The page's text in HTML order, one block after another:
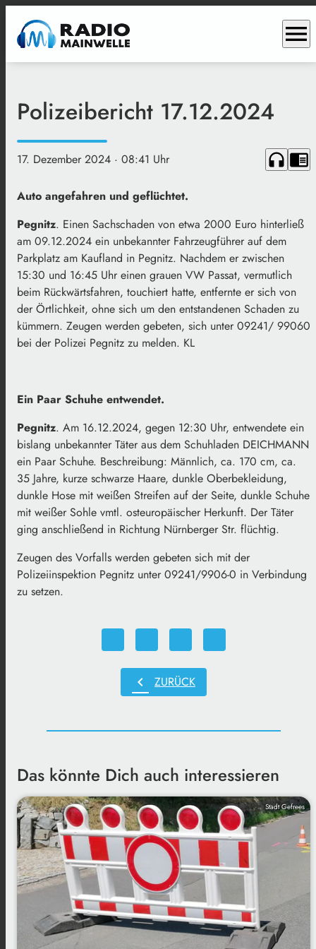
menu
Polizeibericht 17.12.2024
17. Dezember 2024 · 08:41 Uhr headphones chrome_reader_mode
Auto angefahren und geflüchtet.
Pegnitz. Einen Sachschaden von etwa 2000 Euro hinterließ
am 09.12.2024 ein unbekannter Fahrzeugführer auf dem
Parkplatz am Kaufland in Pegnitz. Nachdem er zwischen
15:30 und 16:45 Uhr einen grauen VW Passat, vermutlich
beim Rückwärtsfahren, touchiert hatte, entfernte er sich von
der Örtlichkeit, ohne sich um den entstandenen Schaden zu
kümmern. Zeugen werden gebeten, sich unter 09241/ 99060
bei der Polizei Pegnitz zu melden. KL
Ein Paar Schuhe entwendet.
Pegnitz. Am 16.12.2024, gegen 12:30 Uhr, entwendete ein
bislang unbekannter Täter aus dem Schuhladen DEICHMANN
ein Paar Schuhe. Beschreibung: Männlich, ca. 170 cm, ca.
35 Jahre, kurze schwarze Haare, dunkle Oberbekleidung,
dunkle Hose mit weißen Streifen auf der Seite, dunkle Schuhe
mit weißer Sohle vmtl. osteuropäischer Herkunft. Der Täter
ging anschließend in Richtung Nürnberger Str. flüchtig.
Zeugen des Vorfalls werden gebeten sich mit der
Polizeiinspektion Pegnitz unter 09241/9906-0 in Verbindung
zu setzen.
chevron_left ZURÜCK
Das könnte Dich auch interessieren
Stadt Gefrees